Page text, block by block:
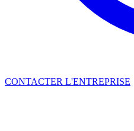
CONTACTER L'ENTREPRISE